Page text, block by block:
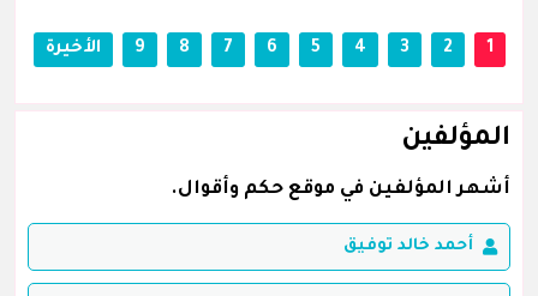
1
2
3
4
5
6
7
8
9 الأخيرة
المؤلفين
أشهر المؤلفين في موقع حكم وأقوال.
أحمد خالد توفيق